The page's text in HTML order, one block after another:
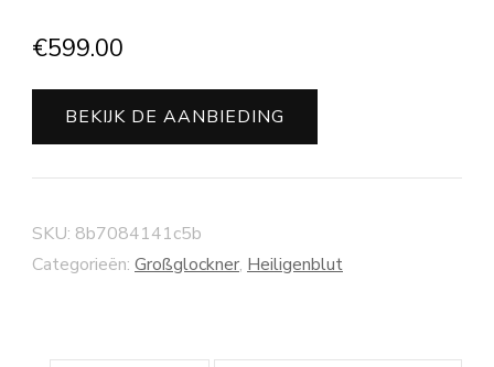
€599.00
BEKIJK DE AANBIEDING
SKU: 8b7084141c5b
Categorieën: Großglockner, Heiligenblut